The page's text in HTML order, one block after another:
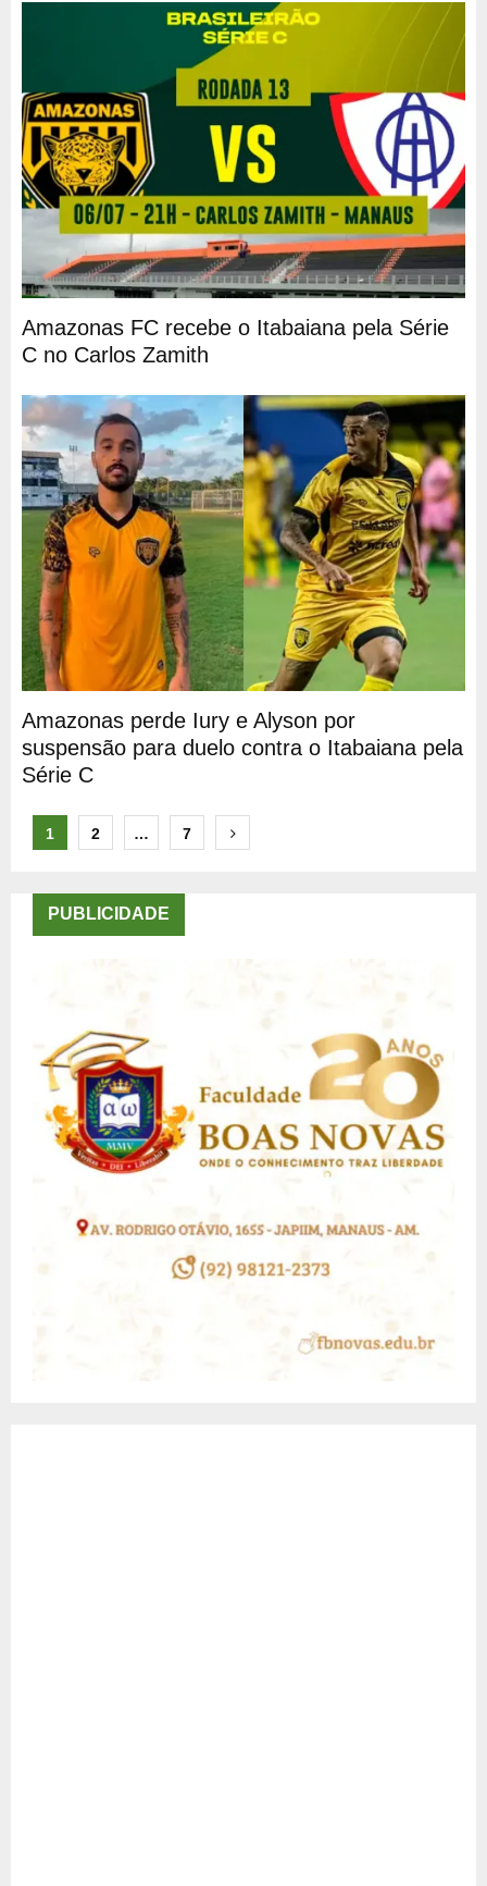
Amazonas FC recebe o Itabaiana pela Série
C no Carlos Zamith
Amazonas perde Iury e Alyson por
suspensão para duelo contra o Itabaiana pela
Série C
Paginação
posts
1 2 … 7
PUBLICIDADE